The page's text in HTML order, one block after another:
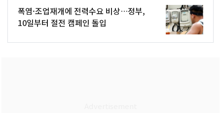
폭염·조업재개에 전력수요 비상…정부,
10일부터 절전 캠페인 돌입